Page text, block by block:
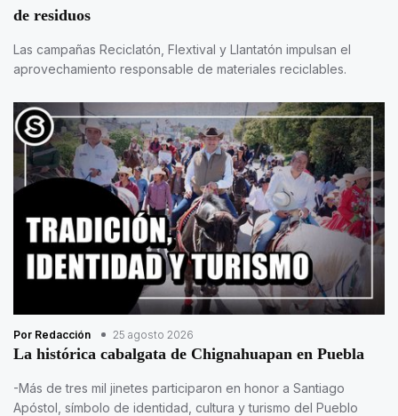
de residuos
Las campañas Reciclatón, Flextival y Llantatón impulsan el
aprovechamiento responsable de materiales reciclables.
Por Redacción 25 agosto 2026
La histórica cabalgata de Chignahuapan en Puebla
-Más de tres mil jinetes participaron en honor a Santiago
Apóstol, símbolo de identidad, cultura y turismo del Pueblo